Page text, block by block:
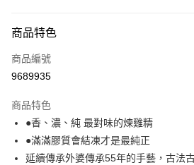
信用卡一次付款
LINE Pay
街口支付
悠遊付
商品特色
商品編號
9689935
商品特色
●香、濃、純 最對味的煉雞精
●滿滿膠質會結凍才是最純正
延續傳承外婆傳承55年的手藝，古法